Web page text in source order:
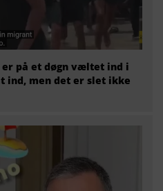
på et døgn væltet ind i
ind, men det er slet ikke